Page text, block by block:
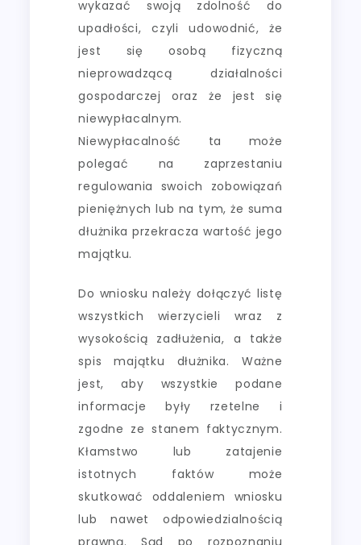
wykazać swoją zdolność do
upadłości, czyli udowodnić, że
jest się osobą fizyczną
nieprowadzącą działalności
gospodarczej oraz że jest się
niewypłacalnym.
Niewypłacalność ta może
polegać na zaprzestaniu
regulowania swoich zobowiązań
pieniężnych lub na tym, że suma
dłużnika przekracza wartość jego
majątku.
Do wniosku należy dołączyć listę
wszystkich wierzycieli wraz z
wysokością zadłużenia, a także
spis majątku dłużnika. Ważne
jest, aby wszystkie podane
informacje były rzetelne i
zgodne ze stanem faktycznym.
Kłamstwo lub zatajenie
istotnych faktów może
skutkować oddaleniem wniosku
lub nawet odpowiedzialnością
prawną. Sąd po rozpoznaniu